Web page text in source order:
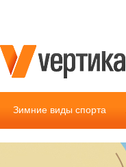
Зимние виды спорта